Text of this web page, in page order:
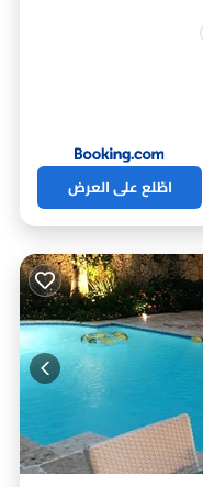
اطّلع على العرض